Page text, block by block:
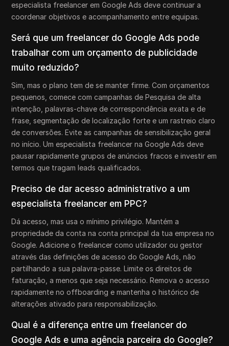
especialista freelancer em Google Ads deve continuar a
coordenar objetivos e acompanhamento entre equipas.
Será que um freelancer do Google Ads pode
trabalhar com um orçamento de publicidade
muito reduzido?
Sim, mas o plano tem de se manter firme. Com orçamentos
pequenos, comece com campanhas de Pesquisa de alta
intenção, palavras-chave de correspondência exata e de
frase, segmentação de localização forte e um rastreio claro
de conversões. Evite as campanhas de sensibilização geral
no início. Um especialista freelancer na Google Ads deve
pausar rapidamente grupos de anúncios fracos e investir em
termos que tragam leads qualificados.
Preciso de dar acesso administrativo a um
especialista freelancer em PPC?
Dá acesso, mas usa o mínimo privilégio. Mantém a
propriedade da conta na conta principal da tua empresa no
Google. Adicione o freelancer como utilizador ou gestor
através das definições de acesso do Google Ads, não
partilhando a sua palavra-passe. Limite os direitos de
faturação, a menos que seja necessário. Remova o acesso
rapidamente no offboarding e mantenha o histórico de
alterações ativado para responsabilização.
Qual é a diferença entre um freelancer do
Google Ads e uma agência parceira do Google?